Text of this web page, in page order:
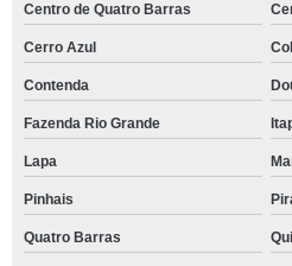
Centro de Quatro Barras
Cerro Azul
Contenda
Fazenda Rio Grande
Lapa
Pinhais
Quatro Barras